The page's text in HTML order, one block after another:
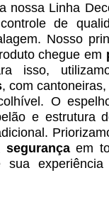
Linha
de
Nosso
chegue em
isso,
, com
O
e estrutura
segurançaem
sua